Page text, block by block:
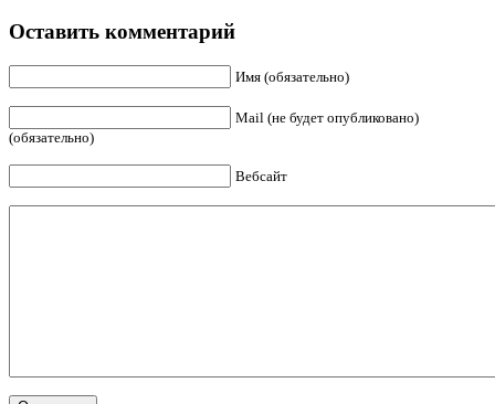
Оставить комментарий
Имя (обязательно)
Mail (не будет опубликовано)
(обязательно)
Вебсайт